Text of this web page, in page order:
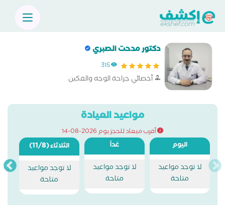
دكتور مدحت الصبري
315
أخصائي جراحة الوجه والفكين
مواعيد العيادة
أقرب ميعاد للحجز يوم 2026-08-14
اليوم
لا توجد مواعيد
متاحة
غداً
لا توجد مواعيد
متاحة
الثلاثاء(11/8)
لا توجد مواعيد
متاحة